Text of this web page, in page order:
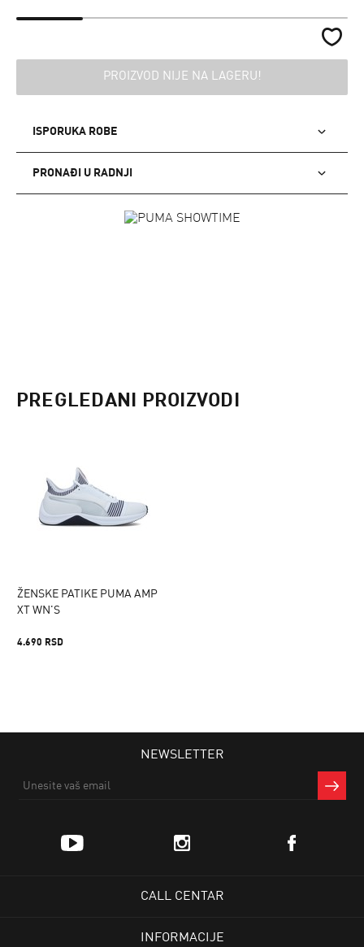
PROIZVOD NIJE NA LAGERU!
ISPORUKA ROBE
PRONAĐI U RADNJI
PREGLEDANI PROIZVODI
ŽENSKE PATIKE PUMA AMP
XT WN'S
4.690 RSD
NEWSLETTER
CALL CENTAR
INFORMACIJE